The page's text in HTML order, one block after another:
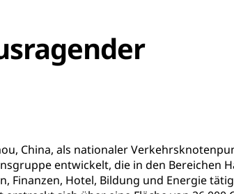
China, als nationaler
entwickelt, die in den Bereichen
Hotel, Bildung und Energie